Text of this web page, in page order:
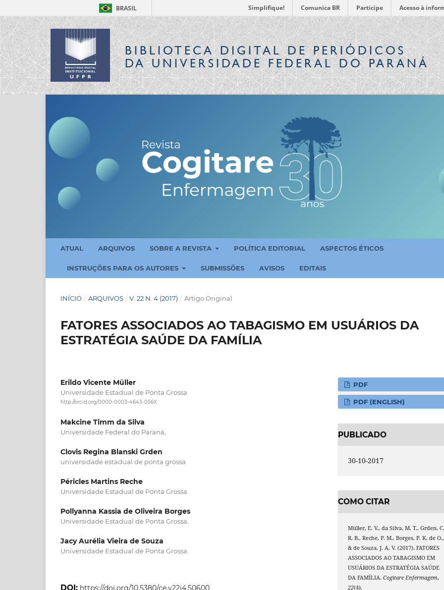
BRASIL Simplifique! Comunica BR Participe Acesso à
BIBLIOTECA DIGITALDE PERIÓDICOS
DA UNIVERSIDADE FEDERAL DO PARANÁ
ATUAL ARQUIVOS SOBRE A REVISTA POLÍTICA EDITORIAL ASPECTOS ÉTICOS
INSTRUÇÕES PARA OS AUTORES SUBMISSÕES AVISOS EDITAIS
INÍCIO / ARQUIVOS / V. 22 N. 4 (2017) / Artigo Original
FATORES ASSOCIADOS AO TABAGISMO EM USUÁRIOS DA
ESTRATÉGIA SAÚDE DA FAMÍLIA
Erildo Vicente Müller
Universidade Estadual de Ponta Grossa
http://orcid.org/0000-0003-4643-056X
Makcine Timm da Silva
Universidade Federal do Paraná,
Clovis Regina Blanski Grden
universidade estadual de ponta grossa
Péricles Martins Reche
Universidade Estadual de Ponta Grossa.
Pollyanna Kassia de Oliveira Borges
Universidade Estadual de Ponta Grossa.
Jacy Aurélia Vieira de Souza
Universidade Estadual de Ponta Grossa.
DOI: https://doi.org/10.5380/ce.v22i4.50600
PDF
PDF (ENGLISH)
PUBLICADO
30-10-2017
COMO CITAR
Müller, E. V., da Silva, M. T., Grden, C.
R. B., Reche, P. M., Borges, P. K. de O.,
& de Souza, J. A. V. (2017). FATORES
ASSOCIADOS AO TABAGISMO EM
USUÁRIOS DA ESTRATÉGIA SAÚDE
DA FAMÍLIA.Cogitare Enfermagem,
22(4).